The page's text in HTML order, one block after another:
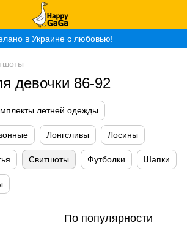
в Украине с любовью!
девочки 86-92
летней одежды
Лонгсливы Лосины
Свитшоты Футболки Шапки
По популярности